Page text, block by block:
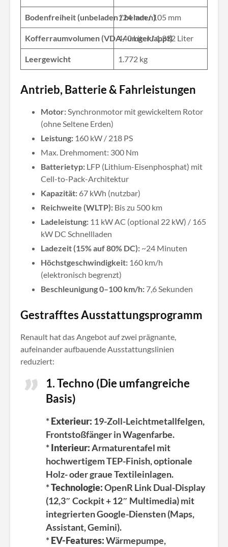
Bodenfreiheit (unbeladen / beladen)
124 mm / 105 mm
Kofferraumvolumen (VDA / umgeklappt)
440 Liter / 1.332 Liter
Leergewicht 1.772 kg
Antrieb, Batterie & Fahrleistungen
Motor: Synchronmotor mit gewickeltem Rotor
(ohne Seltene Erden)
Leistung: 160 kW / 218 PS
Max. Drehmoment: 300 Nm
Batterietyp: LFP (Lithium-Eisenphosphat) mit
Cell-to-Pack-Architektur
Kapazität: 67 kWh (nutzbar)
Reichweite (WLTP): Bis zu 500 km
Ladeleistung: 11 kW AC (optional 22 kW) / 165
kW DC Schnellladen
Ladezeit (15% auf 80% DC): ~24 Minuten
Höchstgeschwindigkeit: 160 km/h
(elektronisch begrenzt)
Beschleunigung 0–100 km/h: 7,6 Sekunden
Gestrafftes Ausstattungsprogramm
Renault hat das Angebot auf zwei prägnante,
aufeinander aufbauende Ausstattungslinien
reduziert:
1. Techno (Die umfangreiche
Basis)
*Exterieur: 19-Zoll-Leichtmetallfelgen,
Frontstoßfänger in Wagenfarbe.
*Interieur:Armaturentafel mit
hochwertigem TEP-Finish, optionale
Holz- oder graue Textileinlagen.
*Technologie:OpenR Link Dual-Display
(12,3″ Cockpit + 12″ Multimedia) mit
integrierten Google-Diensten (Maps,
Assistant, Gemini).
*EV-Features:Wärmepumpe,